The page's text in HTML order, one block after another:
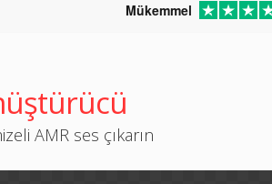
Mükemmel
AMR ses çıkarın